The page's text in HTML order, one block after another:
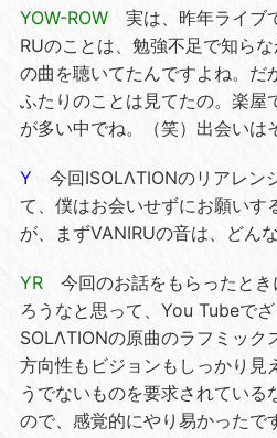
YOW-ROW 実は、昨年ライブ
RUのことは、勉強不足で知ら
の曲を聴いてたんですよね。だ
ふたりのことは見てたの。楽屋
が多い中でね。（笑）出会いは
Y 今回ISOLΛTIONのリアレン
て、僕はお会いせずにお願いす
が、まずVANIRUの音は、どん
YR 今回のお話をもらったと
ろうなと思って、You Tubeで
SOLΛTIONの原曲のラフミック
方向性もビジョンもしっかり見
うでないものを要求されている
ので、感覚的にやり易かったで